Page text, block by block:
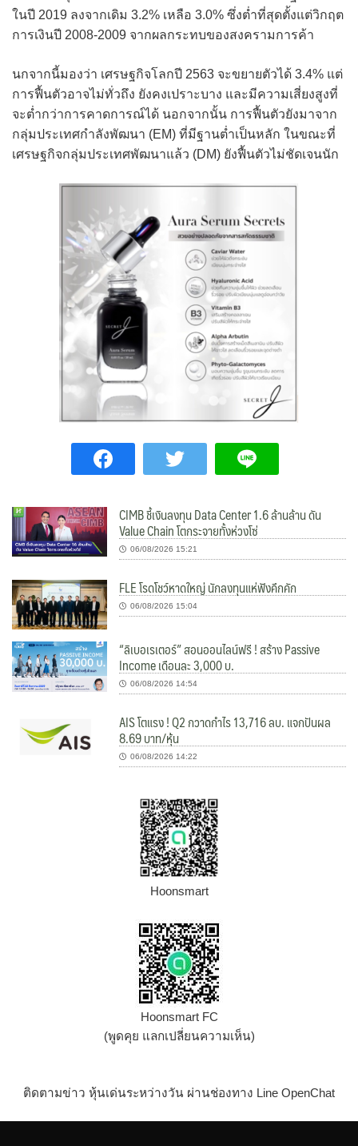
ในปี 2019 ลงจากเดิม 3.2% เหลือ 3.0% ซึ่งต่ำที่สุดตั้งแต่วิกฤต
การเงินปี 2008-2009 จากผลกระทบของสงครามการค้า
นกจากนี้มองว่า เศรษฐกิจโลกปี 2563 จะขยายตัวได้ 3.4% แต่
การฟื้นตัวอาจไม่ทั่วถึง ยังคงเปราะบาง และมีความเสี่ยงสูงที่
จะต่ำกว่าการคาดการณ์ได้ นอกจากนั้น การฟื้นตัวยังมาจาก
กลุ่มประเทศกำลังพัฒนา (EM) ที่มีฐานต่ำเป็นหลัก ในขณะที่
เศรษฐกิจกลุ่มประเทศพัฒนาแล้ว (DM) ยังฟื้นตัวไม่ชัดเจนนัก
CIMB ชี้เงินลงทุน Data Center 1.6 ล้านล้าน ดัน
Value Chain โตกระจายทั้งห่วงโซ่
06/08/2026 15:21
FLE โรดโชว์หาดใหญ่ นักลงทุนแห่ฟังคึกคัก
06/08/2026 15:04
“ลิเบอเรเตอร์” สอนออนไลน์ฟรี ! สร้าง Passive
Income เดือนละ 3,000 บ.
06/08/2026 14:54
AIS โตแรง ! Q2 กวาดกำไร 13,716 ลบ. แจกปันผล
8.69 บาท/หุ้น
06/08/2026 14:22
Hoonsmart
Hoonsmart FC
(พูดคุย แลกเปลี่ยนความเห็น)
ติดตามข่าว หุ้นเด่นระหว่างวัน ผ่านช่องทาง Line OpenChat